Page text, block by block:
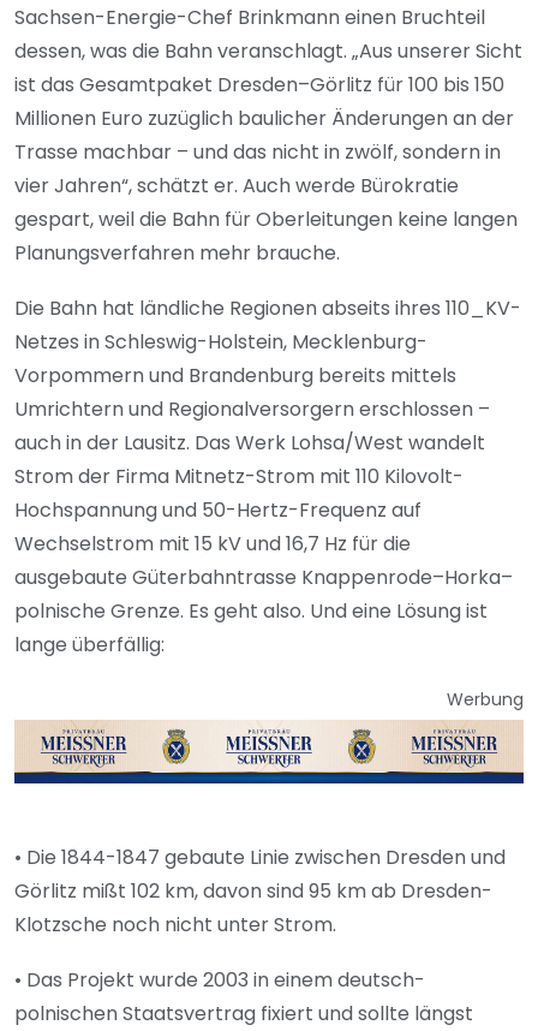
Sachsen-Energie-Chef Brinkmann einen Bruchteil
dessen, was die Bahn veranschlagt. „Aus unserer Sicht
ist das Gesamtpaket Dresden–Görlitz für 100 bis 150
Millionen Euro zuzüglich baulicher Änderungen an der
Trasse machbar – und das nicht in zwölf, sondern in
vier Jahren“, schätzt er. Auch werde Bürokratie
gespart, weil die Bahn für Oberleitungen keine langen
Planungsverfahren mehr brauche.
Die Bahn hat ländliche Regionen abseits ihres 110_KV-
Netzes in Schleswig-Holstein, Mecklenburg-
Vorpommern und Brandenburg bereits mittels
Umrichtern und Regionalversorgern erschlossen –
auch in der Lausitz. Das Werk Lohsa/West wandelt
Strom der Firma Mitnetz-Strom mit 110 Kilovolt-
Hochspannung und 50-Hertz-Frequenz auf
Wechselstrom mit 15 kV und 16,7 Hz für die
ausgebaute Güterbahntrasse Knappenrode–Horka–
polnische Grenze. Es geht also. Und eine Lösung ist
lange überfällig:
Werbung
• Die 1844-1847 gebaute Linie zwischen Dresden und
Görlitz mißt 102 km, davon sind 95 km ab Dresden-
Klotzsche noch nicht unter Strom.
• Das Projekt wurde 2003 in einem deutsch-
polnischen Staatsvertrag fixiert und sollte längst